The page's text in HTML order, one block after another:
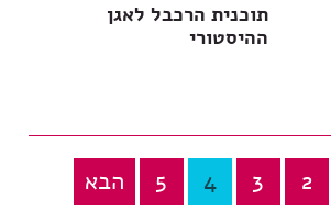
תוכנית הרכבל לאגן
ההיסטורי
2
3
4
5 הבא